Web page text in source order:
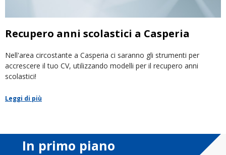
Recupero anni scolastici a Casperia
Nell'area circostante a Casperia ci saranno gli strumenti per
accrescere il tuo CV, utilizzando modelli per il recupero anni
scolastici!
Leggi di più
In primo piano